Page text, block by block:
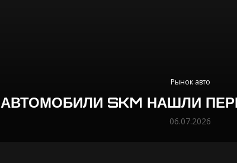
Рынок авто
АВТОМОБИЛИ SKM НАШЛИ
06.07.2026